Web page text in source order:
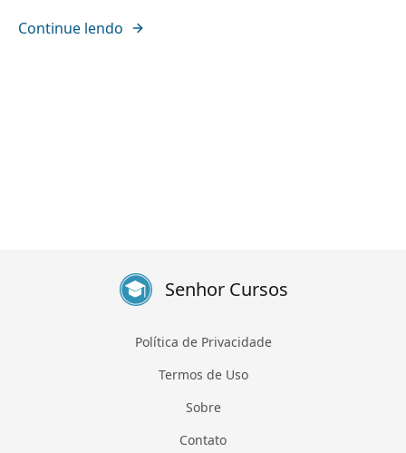
Continue lendo
Senhor Cursos
Política de Privacidade
Termos de Uso
Sobre
Contato